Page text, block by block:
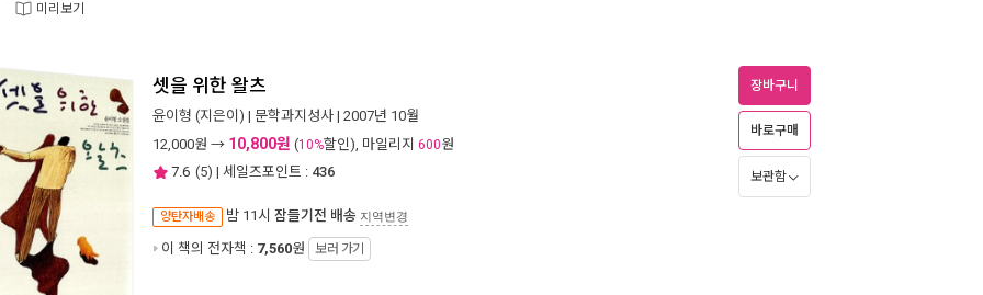
미리보기
셋을 위한 왈츠
윤이형 (지은이) | 문학과지성사 | 2007년 10월
12,000원 → 10,800원 (10%할인), 마일리지 600원
7.6 (5) | 세일즈포인트 : 436
양탄자배송 밤 11시 잠들기전 배송 지역변경
이 책의 전자책 : 7,560원 보러 가기
장바구니
바로구매
보관함